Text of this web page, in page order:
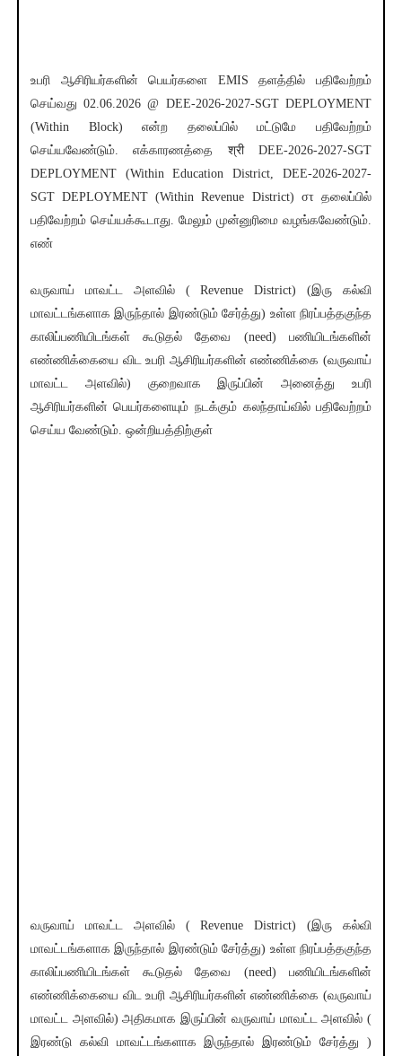
உபரி ஆசிரியர்களின் பெயர்களை EMIS தளத்தில் பதிவேற்றம்
செய்வது 02.06.2026 @ DEE-2026-2027-SGT DEPLOYMENT
(Within Block) என்ற தலைப்பில் மட்டுமே பதிவேற்றம்
செய்யவேண்டும். எக்காரணத்தை श्री DEE-2026-2027-SGT
DEPLOYMENT (Within Education District, DEE-2026-2027-
SGT DEPLOYMENT (Within Revenue District) στ தலைப்பில்
பதிவேற்றம் செய்யக்கூடாது. மேலும் முன்னுரிமை வழங்கவேண்டும்.
எண்
வருவாய் மாவட்ட அளவில் ( Revenue District) (இரு கல்வி
மாவட்டங்களாக இருந்தால் இரண்டும் சேர்த்து) உள்ள நிரப்பத்தகுந்த
காலிப்பணியிடங்கள் கூடுதல் தேவை (need) பணியிடங்களின்
எண்ணிக்கையை விட உபரி ஆசிரியர்களின் எண்ணிக்கை (வருவாய்
மாவட்ட அளவில்) குறைவாக இருப்பின் அனைத்து உபரி
ஆசிரியர்களின் பெயர்களையும் நடக்கும் கலந்தாய்வில் பதிவேற்றம்
செய்ய வேண்டும். ஒன்றியத்திற்குள்
வருவாய் மாவட்ட அளவில் ( Revenue District) (இரு கல்வி
மாவட்டங்களாக இருந்தால் இரண்டும் சேர்த்து) உள்ள நிரப்பத்தகுந்த
காலிப்பணியிடங்கள் கூடுதல் தேவை (need) பணியிடங்களின்
எண்ணிக்கையை விட உபரி ஆசிரியர்களின் எண்ணிக்கை (வருவாய்
மாவட்ட அளவில்) அதிகமாக இருப்பின் வருவாய் மாவட்ட அளவில் (
இரண்டு கல்வி மாவட்டங்களாக இருந்தால் இரண்டும் சேர்த்து )